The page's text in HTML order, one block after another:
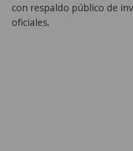
con respaldo público de
oficiales.